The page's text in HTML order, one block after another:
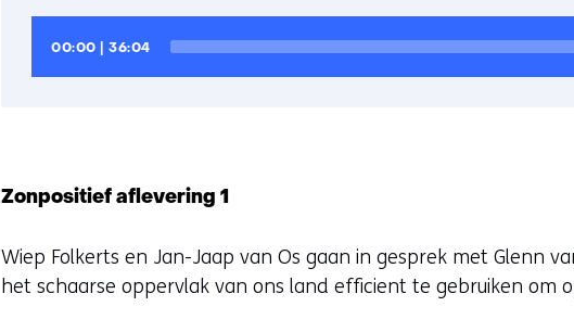
Huidige
00:00 |Totale
36:04
Zonpositief aflevering 1
Wiep Folkerts en Jan-Jaap van Os gaan in gesprek met Glenn
het schaarse oppervlak van ons land efficient te gebruiken om